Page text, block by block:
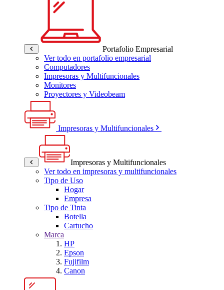
Portafolio Empresarial
Ver todo en portafolio empresarial
Computadores
Impresoras y Multifuncionales
Monitores
Proyectores y Videobeam
Impresoras y Multifuncionales
Impresoras y Multifuncionales
Ver todo en impresoras y multifuncionales
Tipo de Uso
Hogar
Empresa
Tipo de Tinta
Botella
Cartucho
Marca
HP
Epson
Fujifilm
Canon